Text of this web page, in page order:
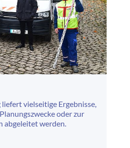
vielseitige Ergebnisse,
oder zur
werden.